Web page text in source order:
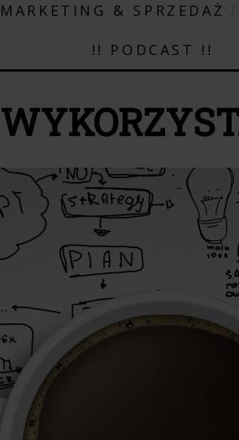
MARKETING & SPRZEDAŻ
!! PODCAST !!